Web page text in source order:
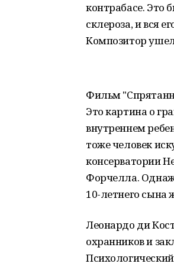
контрабасе. Это
склероза, и вся
Композитор
Фильм
Это картина о
внутреннем
тоже человек
консерватории
Форчеллa.
10-летнего сына
Леонардо ди
охранников и